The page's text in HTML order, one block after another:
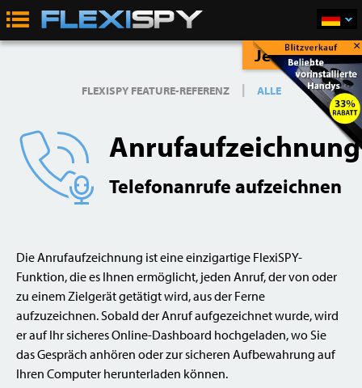
Jetzt Kaufen ×
FLEXISPY FEATURE-REFERENZ | ALLE
Anrufaufzeichnung
Telefonanrufe aufzeichnen
Die Anrufaufzeichnung ist eine einzigartige FlexiSPY-
Funktion, die es Ihnen ermöglicht, jeden Anruf, der von oder
zu einem Zielgerät getätigt wird, aus der Ferne
aufzuzeichnen. Sobald der Anruf aufgezeichnet wurde, wird
er auf Ihr sicheres Online-Dashboard hochgeladen, wo Sie
das Gespräch anhören oder zur sicheren Aufbewahrung auf
Ihren Computer herunterladen können.